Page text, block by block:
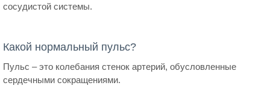
сосудистой системы.
Какой нормальный пульс?
Пульс – это колебания стенок артерий, обусловленные
сердечными сокращениями.